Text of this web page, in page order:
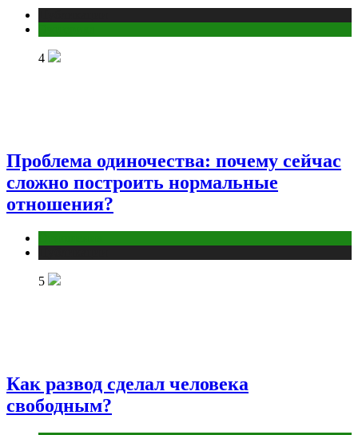
4
Проблема одиночества: почему сейчас
сложно построить нормальные
отношения?
5
Как развод сделал человека
свободным?